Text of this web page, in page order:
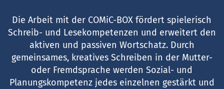
Die Arbeit mit der COMiC-BOX fördert spielerisch
Schreib- und Lesekompetenzen und erweitert den
aktiven und passiven Wortschatz. Durch
gemeinsames, kreatives Schreiben in der Mutter-
oder Fremdsprache werden Sozial- und
Planungskompetenz jedes einzelnen gestärkt und